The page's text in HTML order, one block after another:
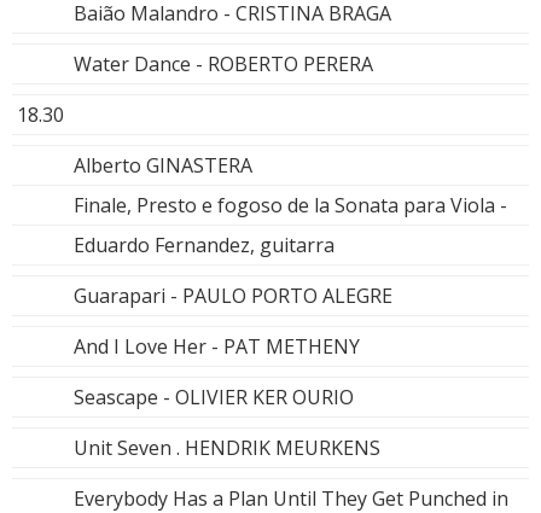
Baião Malandro - CRISTINA BRAGA
Water Dance - ROBERTO PERERA
18.30
Alberto GINASTERA
Finale, Presto e fogoso de la Sonata para Viola -
Eduardo Fernandez, guitarra
Guarapari - PAULO PORTO ALEGRE
And I Love Her - PAT METHENY
Seascape - OLIVIER KER OURIO
Unit Seven . HENDRIK MEURKENS
Everybody Has a Plan Until They Get Punched in